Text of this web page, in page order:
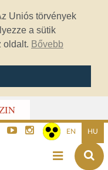
Uniós törvények
a sütik
oldalt. Bővebb
EN HU